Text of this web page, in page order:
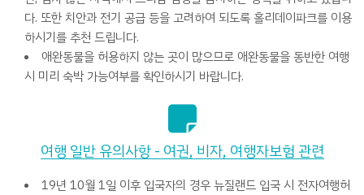
다. 또한 치안과 전기 공급 등을 고려하여 되도록 홀리데이파크를 이용
하시기를 추천 드립니다.
애완동물을 허용하지 않는 곳이 많으므로 애완동물을 동반한 여행
시 미리 숙박 가능여부를 확인하시기 바랍니다.
여행 일반 유의사항 - 여권, 비자, 여행자보험 관련
19년 10월 1일 이후 입국자의 경우 뉴질랜드 입국 시 전자여행허